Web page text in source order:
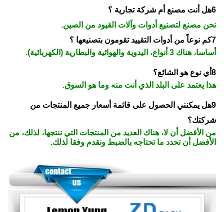
6هل أنت مصنع أم شركة تجارية ؟
نحن مصنع لتصنيع أدوات وآلات القيود من الصين.
7كم نوعاً من أدوات التقييد تقومون بتصنيعها ؟
أساسا، هناك 3 أنواع، اليدوية والهوائية والبطارية (الكهربائية).
8أي نوع هو الشائع؟
هذا يعتمد على البلد الذي أنت منه وما هو السوق.
9هل يمكنني الحصول على قائمة أسعار جميع المنتجات من
شركتك؟
من الأفضل أن لا، هناك العديد من المنتجات التي ننتجها، لذلك، من
الأفضل أن تحدد ما تحتاجه بالضبط ونقدم وفقا لذلك.